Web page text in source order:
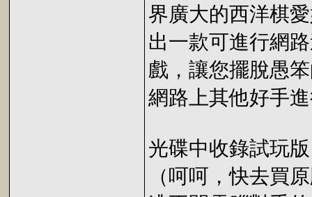
界廣大的西洋棋
出一款可進行網
戲，讓您擺脫愚
網路上其他好手
光碟中收錄試玩
（呵呵，快去買